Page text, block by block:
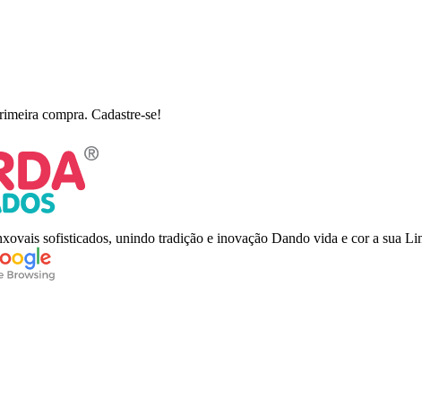
compra. Cadastre-se!
sofisticados, unindo tradição e inovação Dando vida e cor a sua